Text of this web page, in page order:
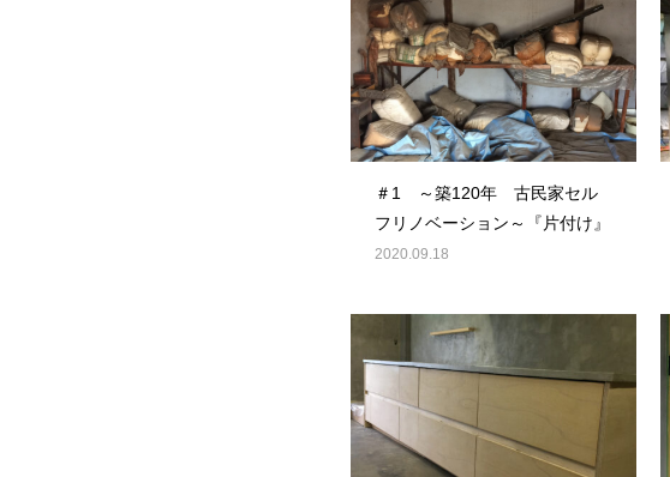
＃1 ～築120年 古民家セル
フリノベーション～『片付け』
2020.09.18